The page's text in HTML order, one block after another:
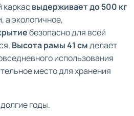
каркас выдерживает до 500 кг
а экологичное,
безопасно для всей
Высота рамы 41 смделает
использования
место для хранения
годы.